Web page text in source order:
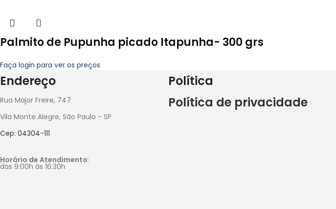
Palmito de Pupunha picado Itapunha- 300 grs
Faça login para ver os preços
Endereço
Rua Major Freire, 747
Vila Monte Alegre, São Paulo - SP
Cep: 04304-111
Horário de Atendimento:
das 9:00h às 16:30h
Política
Política de privacidade